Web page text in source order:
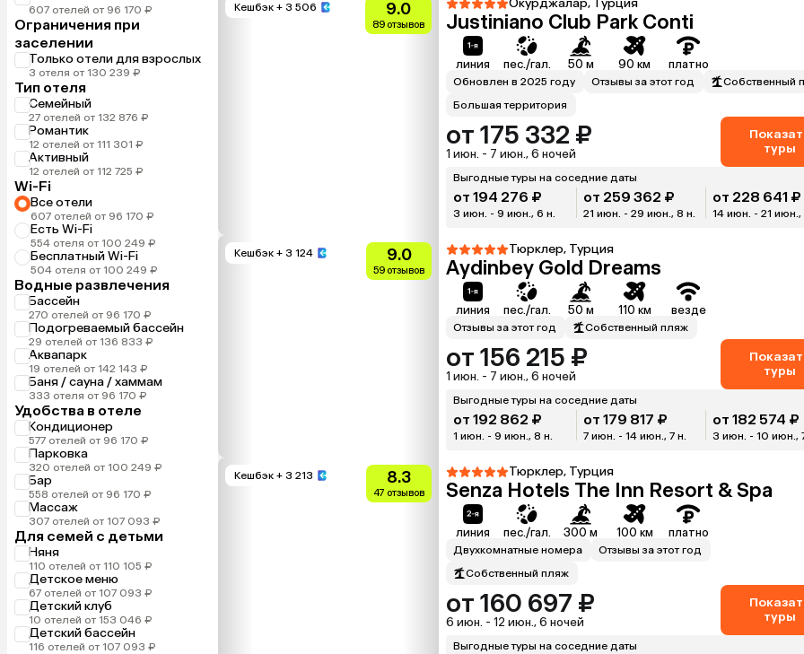
607 отелей от 96 170 ₽
Ограничения при
заселении
Только отели для взрослых
3 отеля от 130 239 ₽
Тип отеля
Семейный
27 отелей от 132 876 ₽
Романтик
12 отелей от 111 301 ₽
Активный
12 отелей от 112 725 ₽
Wi-Fi
Все отели
607 отелей от 96 170 ₽
Есть Wi-Fi
554 отеля от 100 249 ₽
Бесплатный Wi-Fi
504 отеля от 100 249 ₽
Водные развлечения
Бассейн
270 отелей от 96 170 ₽
Подогреваемый бассейн
29 отелей от 136 833 ₽
Аквапарк
19 отелей от 142 143 ₽
Баня / сауна / хаммам
333 отеля от 96 170 ₽
Удобства в отеле
Кондиционер
577 отелей от 96 170 ₽
Парковка
320 отелей от 100 249 ₽
Бар
558 отелей от 96 170 ₽
Массаж
307 отелей от 107 093 ₽
Для семей с детьми
Няня
110 отелей от 110 105 ₽
Детское меню
67 отелей от 107 093 ₽
Детский клуб
10 отелей от 153 046 ₽
Детский бассейн
116 отелей от 107 093 ₽
Кешбэк + 3 506 9.0
89 отзывов Justiniano Club Park Conti
линия пес./гал. 50 м 90 км платно
Обновлен в 2025 году Отзывы за этот год
Собственный
Большая территория
от 175 332 ₽
1 июн. - 7 июн., 6 ночей
туры
Выгодные туры на соседние даты
от 194 276 ₽
3 июн. - 9 июн., 6 н.
от 259 362 ₽
21 июн. - 29 июн., 8 н.
от 228 641 ₽
14 июн. - 21 июн.,
Кешбэк + 3 124 9.0
59 отзывов
Тюрклер, Турция
Aydinbey Gold Dreams
линия пес./гал. 50 м 110 км везде
Отзывы за этот год Собственный пляж
от 156 215 ₽
1 июн. - 7 июн., 6 ночей
туры
Выгодные туры на соседние даты
от 192 862 ₽
1 июн. - 9 июн., 8 н.
от 179 817 ₽
7 июн. - 14 июн., 7 н.
от 182 574 ₽
3 июн. - 10 июн.,
Кешбэк + 3 213 8.3
47 отзывов
Тюрклер, Турция
Senza Hotels The Inn Resort & Spa
линия пес./гал. 300 м 100 км платно
Двухкомнатные номера
Отзывы за этот год
Собственный пляж
от 160 697 ₽
6 июн. - 12 июн., 6 ночей
туры
Выгодные туры на соседние даты